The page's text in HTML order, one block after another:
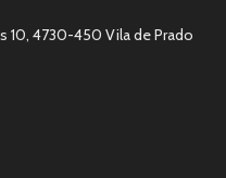
10, 4730-450 Vila de Prado